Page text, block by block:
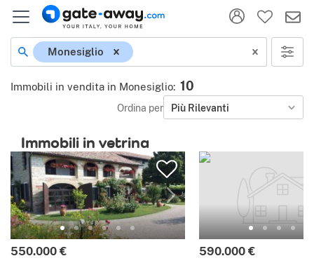
Monesiglio
Immobili in vendita in Monesiglio: 10
Ordina per Più Rilevanti
Immobili in vetrina
550.000 € 590.000 €